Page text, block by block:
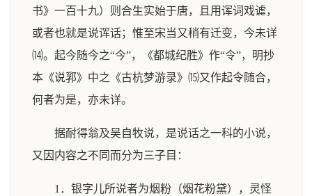
书》一百十九）则合生实始于唐，且用诨词戏谑，
或者也就是说诨话；惟至宋当又稍有迁变，今未详
⒁。起今随今之“今”，《都城纪胜》作“令”，明抄
本《说郛》中之《古杭梦游录》⒂又作起令随合，
何者为是，亦未详。
据耐得翁及吴自牧说，是说话之一科的小说，
又因内容之不同而分为三子目：
1．银字儿所说者为烟粉（烟花粉黛），灵怪